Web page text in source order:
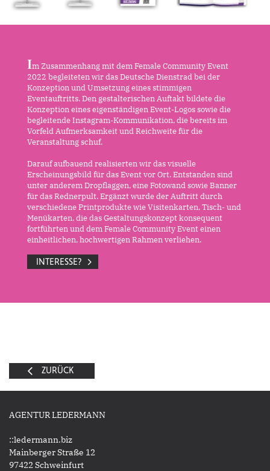
Im Zusammenhang mit dem Female Community Event
2022 begleiteten wir das Deutsche Dienstrad bei der
Konzeption und Umsetzung eines stimmigen
Eventauftritts. Den gestalterischen Auftakt bildete die
Konzeption eines eigenständigen Event-Logos sowie die
begleitende Instagram-Kommunikation, die bereits im
Vorfeld Aufmerksamkeit und Reichweite für die
Veranstaltung schuf.
Darauf aufbauend realisierten wir das visuelle
Erscheinungsbild für das Event vor Ort. Entstanden sind
unter anderem Dropflaggen, eine Fotowand sowie Banner
für das Rednerpult. Ergänzt wurde der Auftritt durch
verschiedene Printprodukte wie Visitenkarten, Tisch- und
Menükarten, die das Gestaltungskonzept konsequent
fortführten und dem Female Community Event einen
einheitlichen, hochwertigen Rahmen verliehen.
INTERESSE?
ZURÜCK
AGENTUR LEDERMANN
::ledermann.biz
Mainberger Straße 12
97422 Schweinfurt